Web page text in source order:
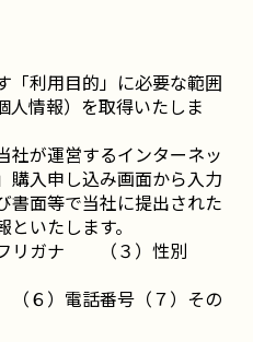
「利用目的」に必要な範囲
人情報）を取得いたしま
社が運営するインターネッ
購入申し込み画面から入力
書面等で当社に提出された
いたします。
フリガナ （３）性別
（６）電話番号（７）その